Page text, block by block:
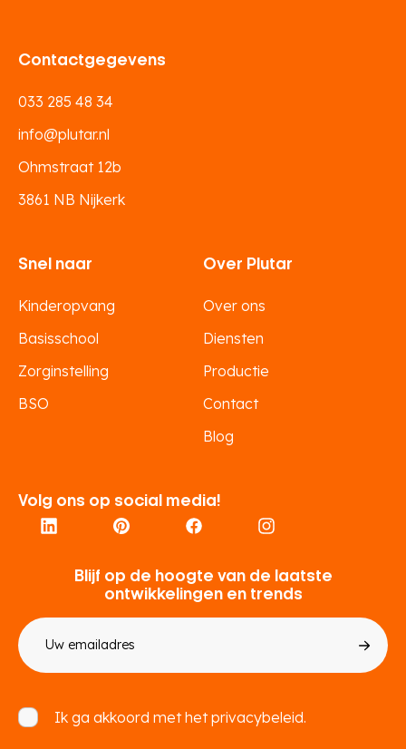
Volg ons op social media!
Contactgegevens
033 285 48 34
info@plutar.nl
Ohmstraat 12b
3861 NB Nijkerk
Snel naar
Kinderopvang
Basisschool
Zorginstelling
BSO
Over Plutar
Over ons
Diensten
Productie
Contact
Blog
Blijf op de hoogte van de laatste
ontwikkelingen en trends
mailadres
Ik ga akkoord met hetprivacybeleid.